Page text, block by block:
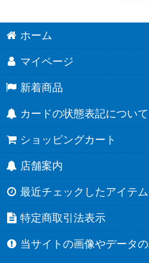
ホーム
マイページ
新着商品
カードの状態表記について
ショッピングカート
店舗案内
最近チェックしたアイテム
特定商取引法表示
当サイトの画像やデータ